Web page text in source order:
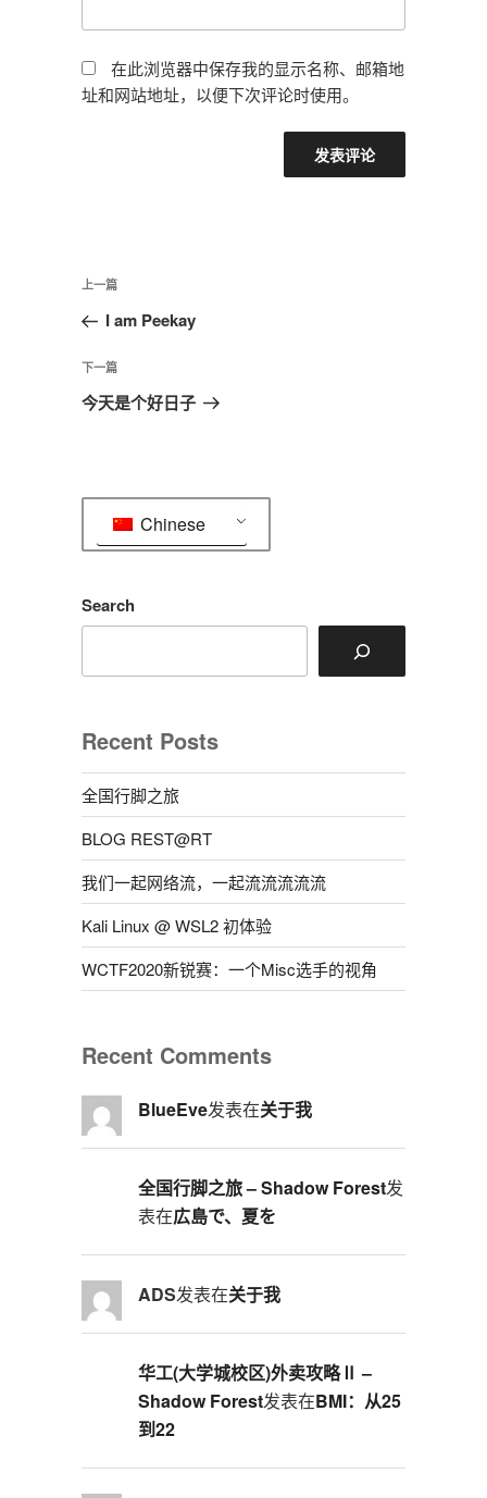
在此浏览器中保存我的显示名称、邮箱地
址和网站地址，以便下次评论时使用。
文
导
航
上
一
文
章
上一篇
I am Peekay
下
一
下一篇
今天是个好日子
Chinese
Search
Recent Posts
全国行脚之旅
BLOG REST@RT
我们一起网络流，一起流流流流流
Kali Linux @ WSL2 初体验
WCTF2020新锐赛：一个Misc选手的视角
Recent Comments
BlueEve发表在关于我
全国行脚之旅 – Shadow Forest发
表在広島で、夏を
ADS发表在关于我
华工(大学城校区)外卖攻略Ⅱ –
Shadow Forest发表在BMI：从25
到22